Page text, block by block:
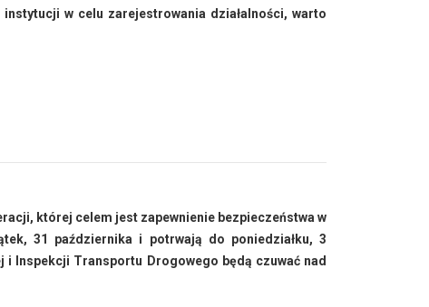
w celu zarejestrowania działalności, warto
której celem jest zapewnienie bezpieczeństwa w
31 października i potrwają do poniedziałku, 3
Inspekcji Transportu Drogowego będą czuwać nad